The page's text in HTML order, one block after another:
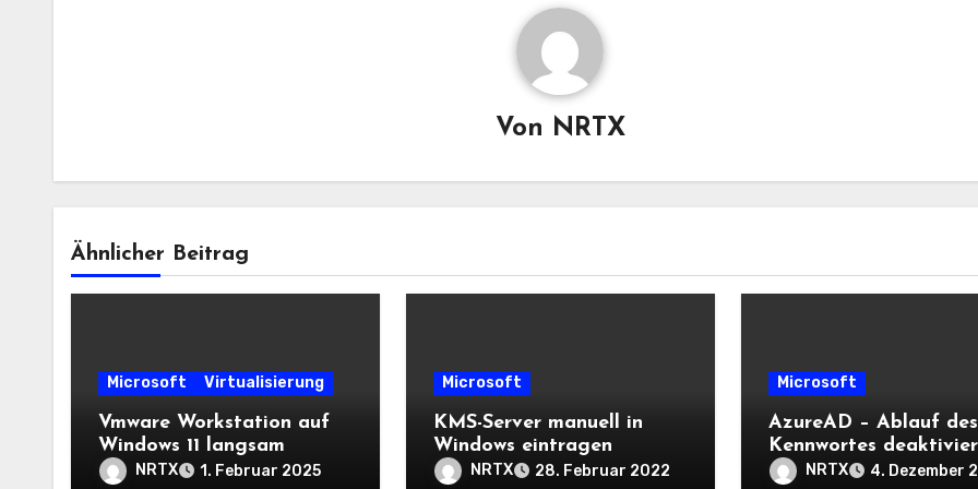
Von NRTX
Ähnlicher Beitrag
Microsoft Virtualisierung
Vmware Workstation auf
Windows 11 langsam
NRTX 1. Februar 2025
Microsoft
KMS-Server manuell in
Windows eintragen
NRTX 28. Februar 2022
Microsoft
AzureAD – Ablauf des
Kennwortes
NRTX 4. Dezember